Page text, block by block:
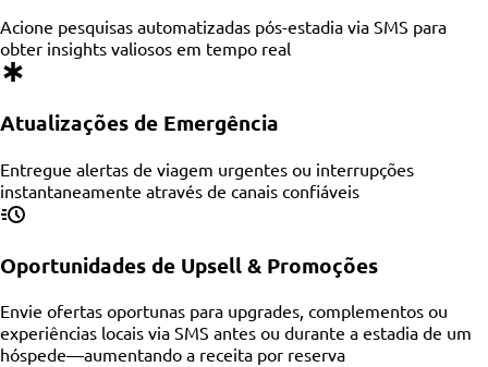
Acione pesquisas automatizadas pós-estadia via SMS para
obter insights valiosos em tempo real
Atualizações de Emergência
Entregue alertas de viagem urgentes ou interrupções
instantaneamente através de canais confiáveis
Oportunidades de Upsell & Promoções
Envie ofertas oportunas para upgrades, complementos ou
experiências locais via SMS antes ou durante a estadia de um
hóspede—aumentando a receita por reserva